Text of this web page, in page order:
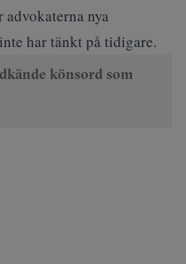
nya
har tänkt på tidigare.
könsord som